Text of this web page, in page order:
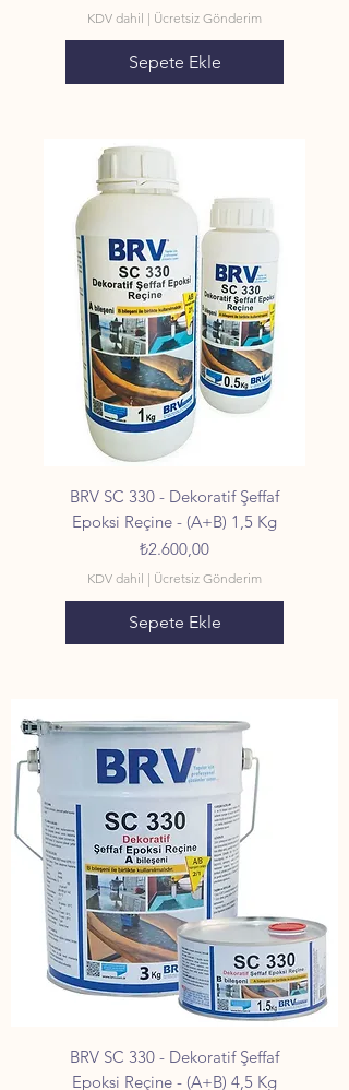
KDV dahil | Ücretsiz Gönderim
Sepete Ekle
BRV SC 330 - Dekoratif Şeffaf
Epoksi Reçine - (A+B) 1,5 Kg
Fiyat
₺2.600,00
KDV dahil | Ücretsiz Gönderim
Sepete Ekle
BRV SC 330 - Dekoratif Şeffaf
Epoksi Reçine - (A+B) 4,5 Kg